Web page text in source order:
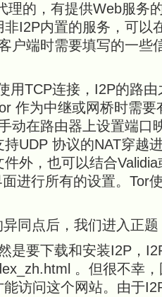
理的，有提供Web服务
I2P内置的服务，可以
户端时需要填写的一些
用TCP连接，I2P的路
作为中继或网桥时需
动在路由器上设置端口
UDP 协议的NAT穿越
外，也可以结合
进行所有的设置。Tor
同点后，我们进入正
是要下载和安装I2P，
。但很不幸
访问这个网站。由于